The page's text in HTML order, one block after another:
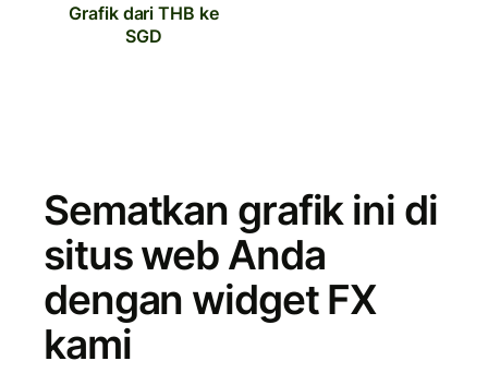
Grafik dari THB ke
SGD
Sematkan grafik ini di
situs web Anda
dengan widget FX
kami